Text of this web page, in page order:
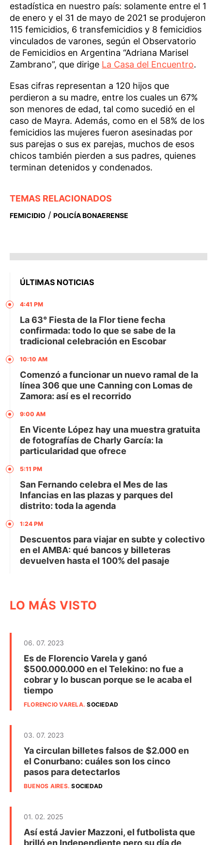
estadística en nuestro país: solamente entre el 1
de enero y el 31 de mayo de 2021 se produjeron
115 femicidios, 6 transfemicidios y 8 femicidios
vinculados de varones, según el Observatorio
de Femicidios en Argentina “Adriana Marisel
Zambrano”, que dirige La Casa del Encuentro.
Esas cifras representan a 120 hijos que
perdieron a su madre, entre los cuales un 67%
son menores de edad, tal como sucedió en el
caso de Mayra. Además, como en el 58% de los
femicidios las mujeres fueron asesinadas por
sus parejas o sus ex parejas, muchos de esos
chicos también pierden a sus padres, quienes
terminan detenidos y condenados.
TEMAS RELACIONADOS
FEMICIDIO / POLICÍA BONAERENSE
ÚLTIMAS NOTICIAS
4:41 PM
La 63° Fiesta de la Flor tiene fecha
confirmada: todo lo que se sabe de la
tradicional celebración en Escobar
10:10 AM
Comenzó a funcionar un nuevo ramal de la
línea 306 que une Canning con Lomas de
Zamora: así es el recorrido
9:00 AM
En Vicente López hay una muestra gratuita
de fotografías de Charly García: la
particularidad que ofrece
5:11 PM
San Fernando celebra el Mes de las
Infancias en las plazas y parques del
distrito: toda la agenda
1:24 PM
Descuentos para viajar en subte y colectivo
en el AMBA: qué bancos y billeteras
devuelven hasta el 100% del pasaje
LO MÁS VISTO
06. 07. 2023
Es de Florencio Varela y ganó
$500.000.000 en el Telekino: no fue a
cobrar y lo buscan porque se le acaba el
tiempo
FLORENCIO VARELA.SOCIEDAD
03. 07. 2023
Ya circulan billetes falsos de $2.000 en
el Conurbano: cuáles son los cinco
pasos para detectarlos
BUENOS AIRES.SOCIEDAD
01. 02. 2025
Así está Javier Mazzoni, el futbolista que
brilló en Independiente pero su día de